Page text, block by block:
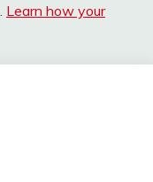
Learn how your